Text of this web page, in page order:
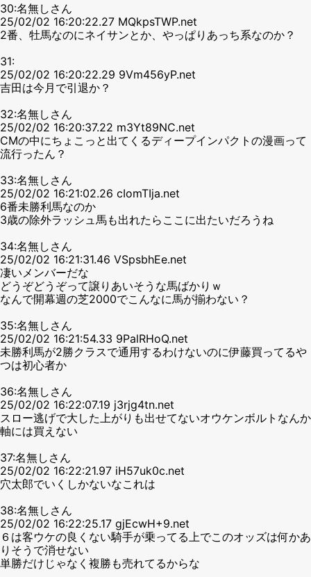
30:名無しさん
25/02/02 16:20:22.27 MQkpsTWP.net
2番、牡馬なのにネイサンとか、やっぱりあっち系なのか？
31:
25/02/02 16:20:22.29 9Vm456yP.net
吉田は今月で引退か？
32:名無しさん
25/02/02 16:20:37.22 m3Yt89NC.net
CMの中にちょこっと出てくるディープインパクトの漫画って
流行ったん？
33:名無しさん
25/02/02 16:21:02.26 cIomTIja.net
6番未勝利馬なのか
3歳の除外ラッシュ馬も出れたらここに出たいだろうね
34:名無しさん
25/02/02 16:21:31.46 VSpsbhEe.net
凄いメンバーだな
どうぞどうぞって譲りあいそうな馬ばかりｗ
なんで開幕週の芝2000でこんなに馬が揃わない？
35:名無しさん
25/02/02 16:21:54.33 9PalRHoQ.net
未勝利馬が2勝クラスで通用するわけないのに伊藤買ってるや
つは初心者か
36:名無しさん
25/02/02 16:22:07.19 j3rjg4tn.net
スロー逃げで大した上がりも出せてないオウケンボルトなんか
軸には買えない
37:名無しさん
25/02/02 16:22:21.97 iH57uk0c.net
穴太郎でいくしかないなこれは
38:名無しさん
25/02/02 16:22:25.17 gjEcwH+9.net
６は客ウケの良くない騎手が乗ってる上でこのオッズは何かあ
りそうで消せない
単勝だけじゃなく複勝も売れてるからな